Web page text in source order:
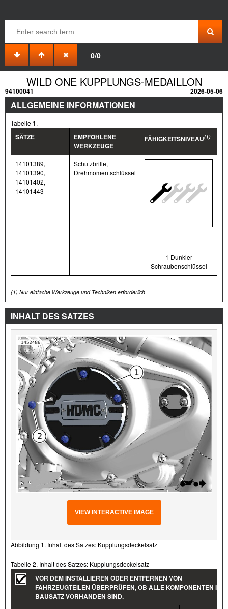
0/0
WILD ONE KUPPLUNGS-MEDAILLON
94100041 2026-05-06
ALLGEMEINE INFORMATIONEN
Tabelle 1.
SÄTZE
EMPFOHLENE
WERKZEUGE
FÄHIGKEITSNIVEAU(1)
14101389,
14101390,
14101402,
14101443
Schutzbrille,
Drehmomentschlüssel
1 Dunkler
Schraubenschlüssel
(1) Nur einfache Werkzeuge und Techniken erforderlich
INHALT DES SATZES
VIEW INTERACTIVE IMAGE
Abbildung 1. Inhalt des Satzes: Kupplungsdeckelsatz
Tabelle 2. Inhalt des Satzes: Kupplungsdeckelsatz
VOR DEM INSTALLIEREN ODER ENTFERNEN VON
FAHRZEUGTEILEN ÜBERPRÜFEN, OB ALLE KOMPONENTEN IM
BAUSATZ VORHANDEN SIND.